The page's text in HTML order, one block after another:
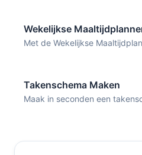
Wekelijkse
Met de Wekelijkse
Takenschema Maken
Maak in seconden een